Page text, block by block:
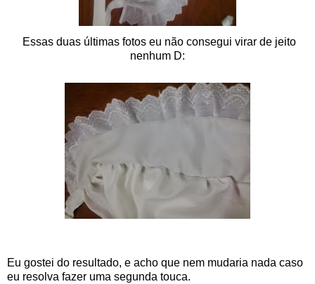
Essas duas últimas fotos eu não consegui virar de jeito
nenhum D:
Eu gostei do resultado, e acho que nem mudaria nada caso
eu resolva fazer uma segunda touca.